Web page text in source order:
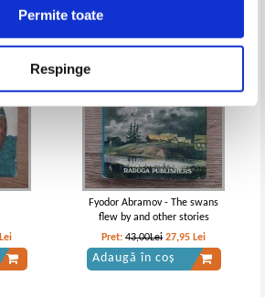
Permite toate
Respinge
-35%
Lei
Fyodor Abramov - The swans
flew by and other stories
Pret:43,00Lei 27,95 Lei
Adaugă în coș